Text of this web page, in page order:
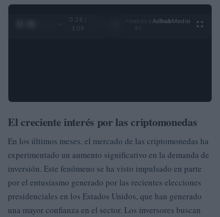
0:29 /
3:09
Ad hubMedia
El creciente interés por las criptomonedas
En los últimos meses, el mercado de las criptomonedas ha
experimentado un aumento significativo en la demanda de
inversión. Este fenómeno se ha visto impulsado en parte
por el entusiasmo generado por las recientes elecciones
presidenciales en los Estados Unidos, que han generado
una mayor confianza en el sector. Los inversores buscan